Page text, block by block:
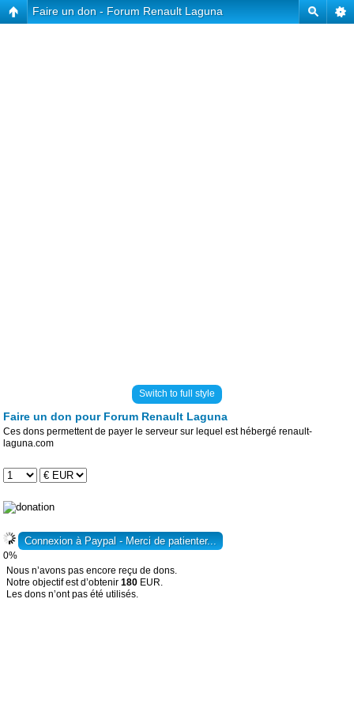
Faire un don - Forum Renault Laguna
Switch to full style
Faire un don pour Forum Renault Laguna
Ces dons permettent de payer le serveur sur lequel est hébergé renault-
laguna.com
0%
Nous n’avons pas encore reçu de dons.
Notre objectif est d’obtenir 180 EUR.
Les dons n’ont pas été utilisés.